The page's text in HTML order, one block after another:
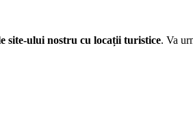
site-ului nostru cu locații turistice. Va